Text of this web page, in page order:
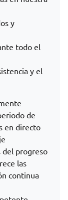
y
todo el
y el
de
en directo
del progreso
las
continua